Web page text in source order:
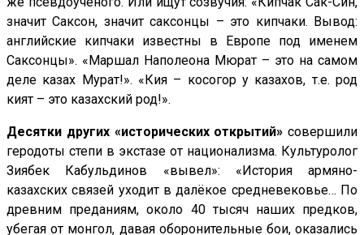
значит Саксон, значит саксонцы – это кипчаки. Вывод:
английские кипчаки известны в Европе под именем
Саксонцы». «Маршал Наполеона Мюрат – это на самом
деле казах Мурат!». «Кия – косогор у казахов, т.е. род
кият – это казахский род!».
Десятки других «исторических открытий» совершили
геродоты степи в экстазе от национализма. Культуролог
Зиябек Кабульдинов «вывел»: «История армяно-
казахских связей уходит в далёкое средневековье… По
древним преданиям, около 40 тысяч наших предков,
убегая от монгол, давая оборонительные бои, оказались